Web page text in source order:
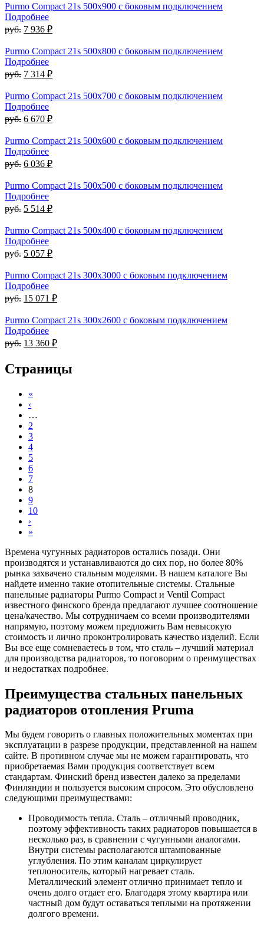
Purmo Compact 21s 500х900 с боковым подключением
Подробнее
руб. 7 936 ₽
Purmo Compact 21s 500х800 с боковым подключением
Подробнее
руб. 7 314 ₽
Purmo Compact 21s 500х700 с боковым подключением
Подробнее
руб. 6 670 ₽
Purmo Compact 21s 500х600 с боковым подключением
Подробнее
руб. 6 036 ₽
Purmo Compact 21s 500х500 с боковым подключением
Подробнее
руб. 5 514 ₽
Purmo Compact 21s 500х400 с боковым подключением
Подробнее
руб. 5 057 ₽
Purmo Compact 21s 300х3000 с боковым подключением
Подробнее
руб. 15 071 ₽
Purmo Compact 21s 300х2600 с боковым подключением
Подробнее
руб. 13 360 ₽
Страницы
«
‹
…
2
3
4
5
6
7
8
9
10
›
»
Времена чугунных радиаторов остались позади. Они
производятся и устанавливаются до сих пор, но более 80%
рынка захвачено стальным моделями. В нашем каталоге Вы
найдете именно такие отопительные системы. Стальные
панельные радиаторы Purmo Compact и Ventil Compact
известного финского бренда предлагают лучшее соотношение
цена/качество. Мы сотрудничаем со всеми производителями
напрямую, поэтому можем предложить Вам невысокую
стоимость и лично проконтролировать качество изделий. Если
Вы все еще сомневаетесь в том, что сталь – лучший материал
для производства радиаторов, то поговорим о преимуществах
и недостатках подробнее.
Преимущества стальных панельных
радиаторов отопления Pruma
Мы будем говорить о главных положительных моментах при
эксплуатации в разрезе продукции, представленной на нашем
сайте. В противном случае мы не можем гарантировать, что
приобретаемая Вами продукция соответствует всем
стандартам. Финский бренд известен далеко за пределами
Финляндии и пользуется высоким спросом. Это обусловлено
следующими преимуществами:
Проводимость тепла. Сталь – отличный проводник,
поэтому эффективность таких радиаторов повышается в
несколько раз, в сравнении с чугунными аналогами.
Внутри системы располагаются штампованные
углубления. По этим каналам циркулирует
теплоноситель, который нагревает сталь.
Металлический элемент отлично принимает тепло и
очень долго отдает его. Благодаря этому квартира или
частный дом будут оставаться теплыми на протяжении
долгого времени.